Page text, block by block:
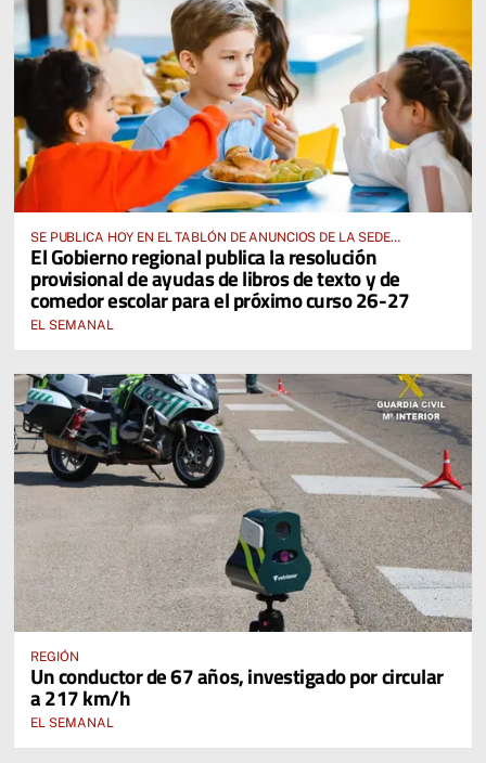
SE PUBLICA HOY EN EL TABLÓN DE ANUNCIOS DE LA SEDE
ELECTRÓNICA DE LA JUNTA DE COMUNIDADES Y EN EL PORTAL DE
EDUCACIÓN DE CASTILLA-LA MANCHA
El Gobierno regional publica la resolución
provisional de ayudas de libros de texto y de
comedor escolar para el próximo curso 26-27
EL SEMANAL
REGIÓN
Un conductor de 67 años, investigado por circular
a 217 km/h
EL SEMANAL